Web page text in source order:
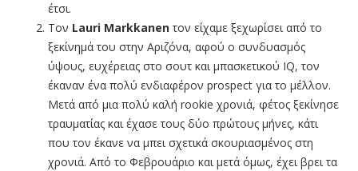
έτσι.
Τον Lauri Markkanen τον είχαμε ξεχωρίσει από το
ξεκίνημά του στην Αριζόνα, αφού ο συνδυασμός
ύψους, ευχέρειας στο σουτ και μπασκετικού IQ, τον
έκαναν ένα πολύ ενδιαφέρον prospect για το μέλλον.
Μετά από μια πολύ καλή rookie χρονιά, φέτος ξεκίνησε
τραυματίας και έχασε τους δύο πρώτους μήνες, κάτι
που τον έκανε να μπει σχετικά σκουριασμένος στη
χρονιά. Από το Φεβρουάριο και μετά όμως, έχει βρει τα